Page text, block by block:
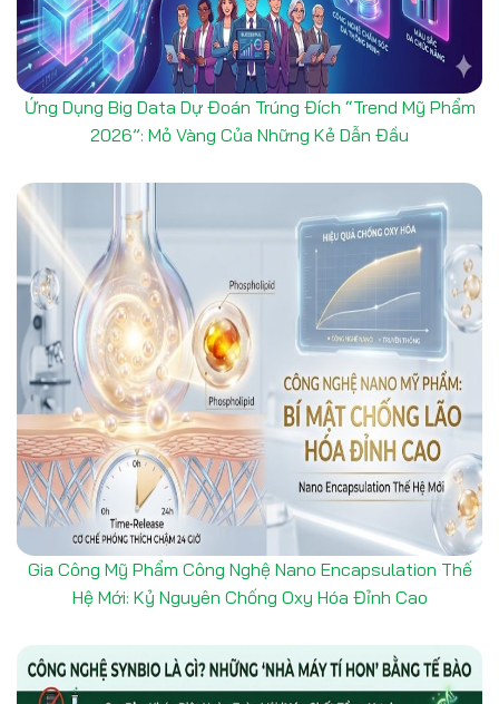
Ứng Dụng Big Data Dự Đoán Trúng Đích “Trend Mỹ Phẩm
2026”: Mỏ Vàng Của Những Kẻ Dẫn Đầu
Gia Công Mỹ Phẩm Công Nghệ Nano Encapsulation Thế
Hệ Mới: Kỷ Nguyên Chống Oxy Hóa Đỉnh Cao